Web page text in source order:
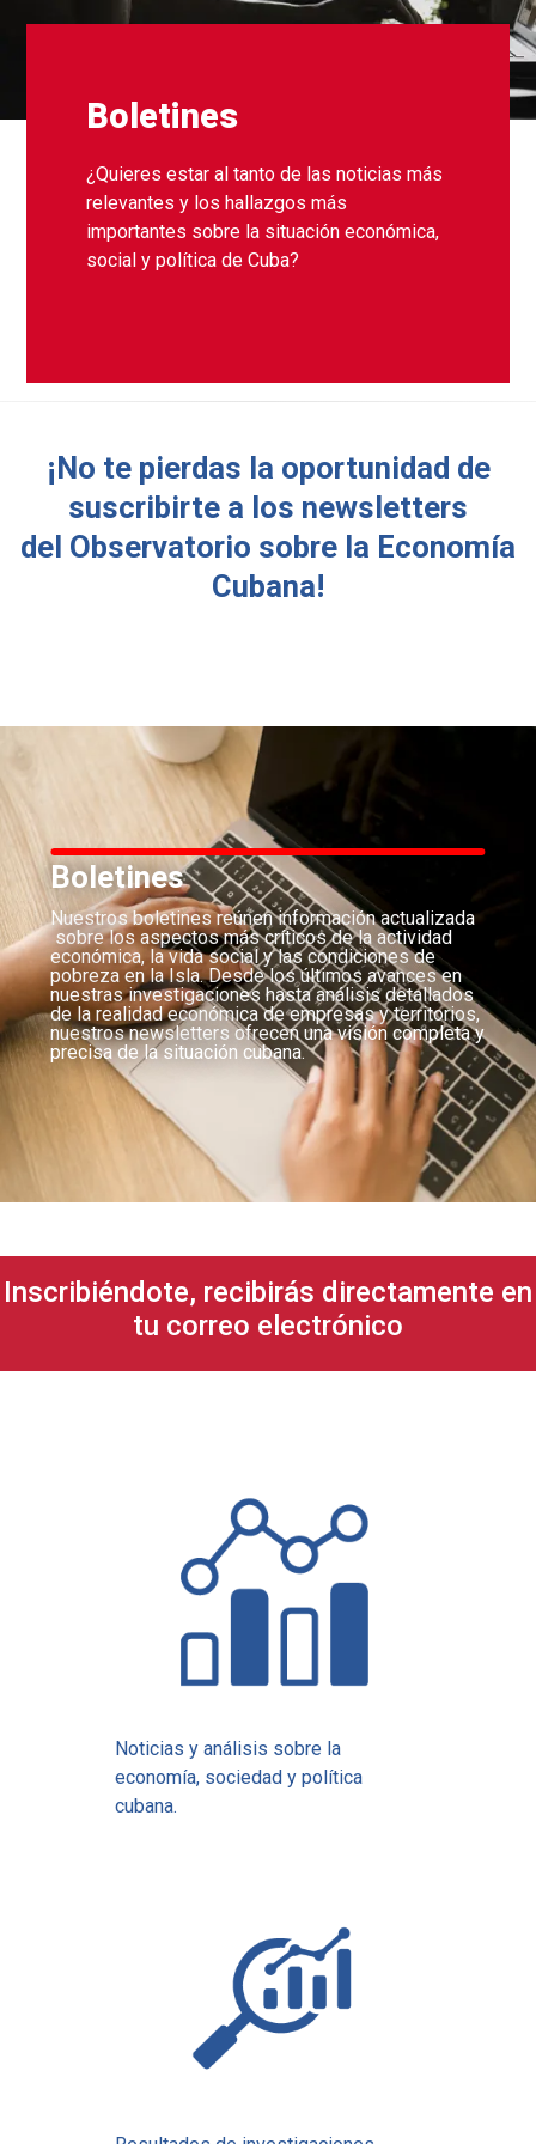
Boletines
¿Quieres estar al tanto de las noticias más
relevantes y los hallazgos más
importantes sobre la situación económica,
social y política de Cuba?
¡No te pierdas la oportunidad de
suscribirte a los newsletters
del Observatorio sobre la Economía
Cubana!
Boletines
Nuestros boletines reúnen información actualizada
sobre los aspectos más críticos de la actividad
económica, la vida social y las condiciones de
pobreza en la Isla. Desde los últimos avances en
nuestras investigaciones hasta análisis detallados
de la realidad económica de empresas y territorios,
nuestros newsletters ofrecen una visión completa y
precisa de la situación cubana.
Inscribiéndote, recibirás directamente en
tu correo electrónico
Noticias y análisis sobre la
economía, sociedad y política
cubana.